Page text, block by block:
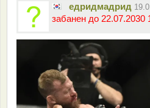
едридмадрид
забанен до 22.07.2030